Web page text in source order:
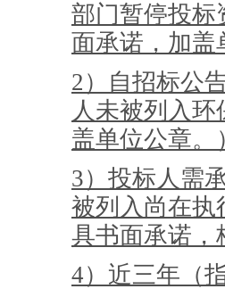
部门暂停投标
面承诺，加盖
2）自招标公
人未被列入
盖单位公章。
3）投标人需
被列入尚在执
具书面承诺，
4）近三年（